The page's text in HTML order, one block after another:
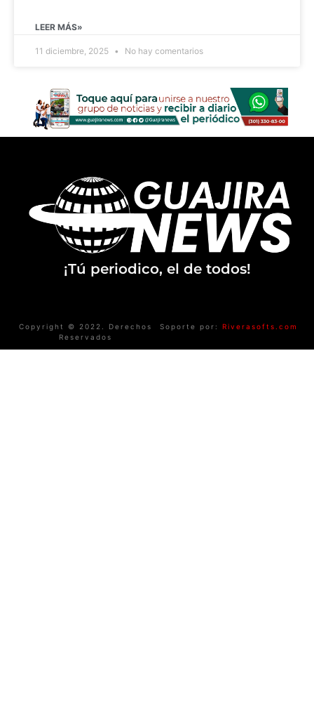
LEER MÁS»
11 diciembre, 2025 No hay comentarios
¡Tú periodico, el de todos!
Copyright © 2022. Derechos
Reservados
Soporte por: Riverasofts.com